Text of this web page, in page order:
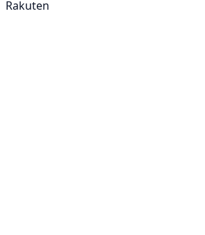
Rakuten